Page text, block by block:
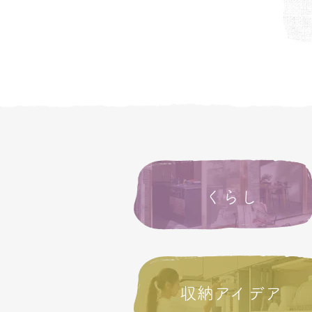
くらし
収納アイデア